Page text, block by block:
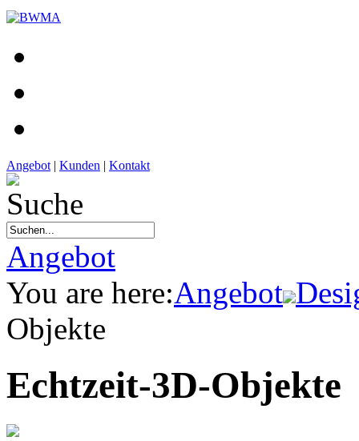
Angebot | Kunden | Kontakt
Angebot
You are here:Angebot
Objekte
Echtzeit-3D-Objekte